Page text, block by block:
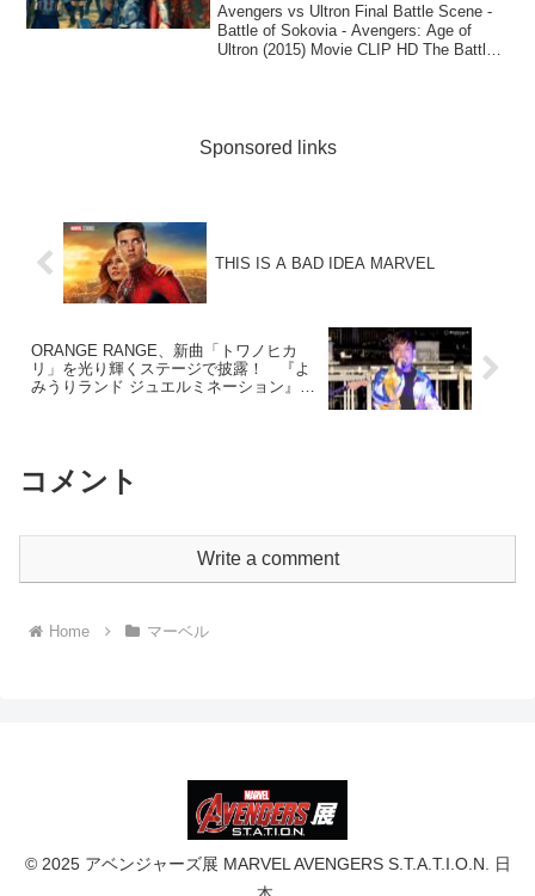
Avengers vs Ultron Final Battle Scene -
Battle of Sokovia - Avengers: Age of
Ultron (2015) Movie CLIP HD The Battle
Sponsored links
THIS IS A BAD IDEA MARVEL
ORANGE RANGE、新曲「トワノヒカ
リ」を光り輝くステージで披露！ 『よ
みうりランド ジュエルミネーション』点
コメント
Write a comment
Home マーベル
© 2025 アベンジャーズ展 MARVEL AVENGERS S.T.A.T.I.O.N. 日